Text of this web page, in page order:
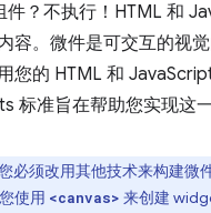
件？不执行！HTML 和
容。微件是可交互的视
您的 HTML 和
标准旨在帮助您实现这一
必须改用其他技术来构建微
使用 <canvas> 来创建